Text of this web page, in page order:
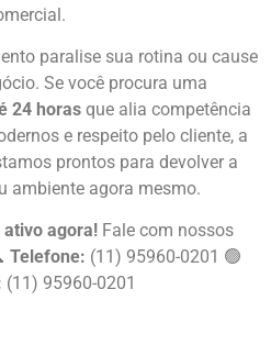
paralise sua rotina ou cause
Se você procura uma
24 horasque alia competência
e respeito pelo cliente, a
prontos para devolver a
ambiente agora mesmo.
ativo agora! Fale com nossos
Telefone: (11) 95960-0201 🟢
(11) 95960-0201